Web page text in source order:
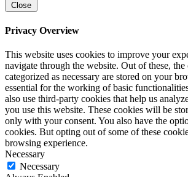
Close
Privacy Overview
This website uses cookies to improve your
navigate through the website. Out of these, the
categorized as necessary are stored on your
essential for the working of basic
also use third-party cookies that help us
you use this website. These cookies will be
only with your consent. You also have the
cookies. But opting out of some of these
browsing experience.
Necessary
Necessary